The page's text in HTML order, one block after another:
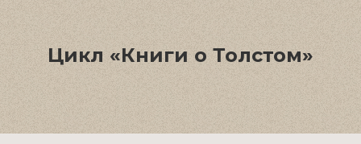
Цикл «Книги о Толстом»